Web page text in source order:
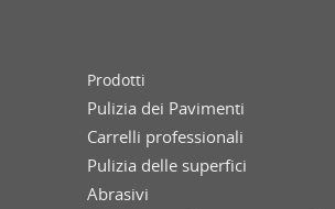
Prodotti
Pulizia dei Pavimenti
Carrelli professionali
Pulizia delle superfici
Abrasivi